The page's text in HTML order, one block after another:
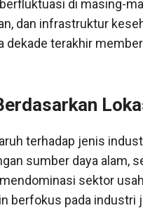
di masing-
dan infrastruktur
dekade terakhir
terhadap jenis
sumber daya alam,
sektor
berfokus pada industri